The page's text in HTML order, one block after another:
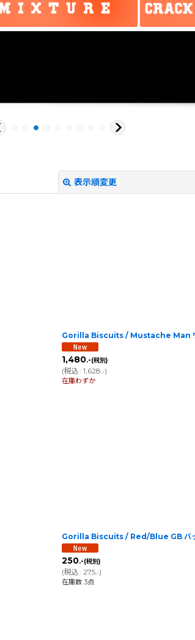
表示順変更
Gorilla Biscuits / Mustache Man
1,480.-(税別)
(税込: 1,628.-)
在庫わずか
Gorilla Biscuits / Red/Blue GB バ
250.-(税別)
(税込: 275.-)
在庫数 3点